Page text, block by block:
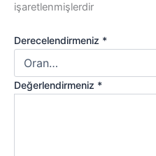
işaretlenmişlerdir
Derecelendirmeniz *
Değerlendirmeniz *